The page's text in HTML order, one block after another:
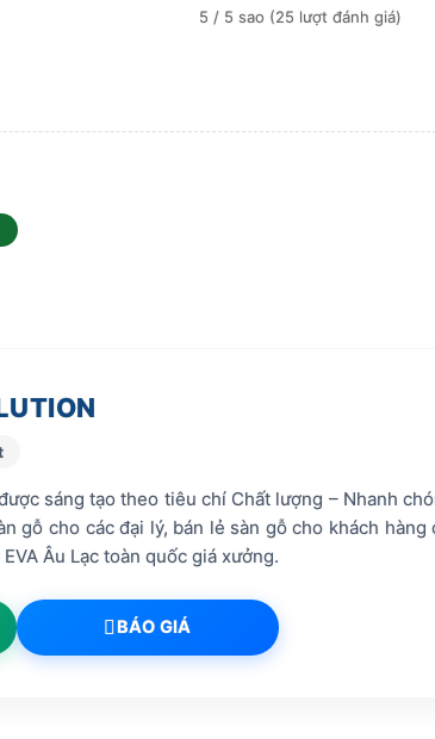
5 / 5 sao (25 lượt đánh giá)
sáng tạo theo tiêu chí Chất lượng – Nhanh
gỗ cho các đại lý, bán lẻ sàn gỗ cho khách
Âu Lạc toàn quốc giá xưởng.
BÁO GIÁ